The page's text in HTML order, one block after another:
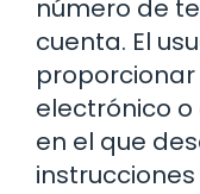
número de
cuenta. El
electrónico
en el que